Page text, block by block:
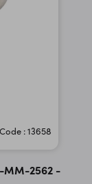
Code : 13658
MM-2562 -